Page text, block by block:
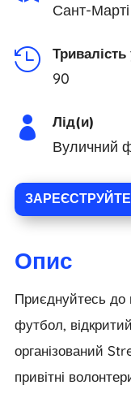
Сант-Марті

90

Лід(и)
Вуличний
Опис
Приєднуйтесь до
футбол,
організований
привітні